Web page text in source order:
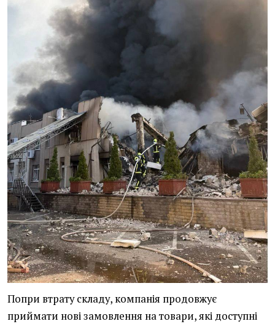
Попри втрату складу, компанія продовжує
приймати нові замовлення на товари, які доступні